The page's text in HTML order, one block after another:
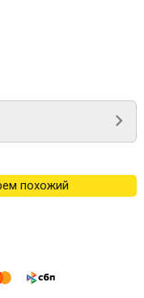
похожий